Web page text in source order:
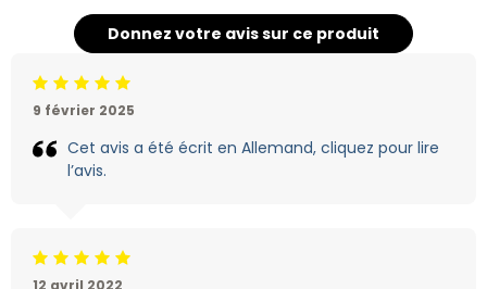
Donnez votre avis sur ce produit
Jugement:5 /5
9 février 2025
Cet avis a été écrit en Allemand, cliquez pour lire
l’avis.
Jugement:5 /5
12 avril 2022